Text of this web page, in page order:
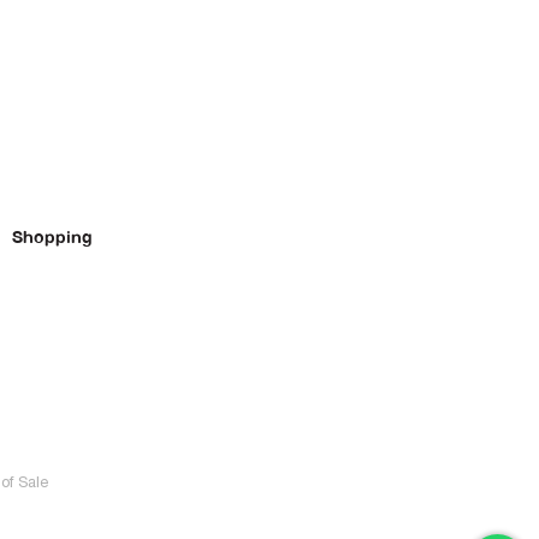
Shopping
Sale